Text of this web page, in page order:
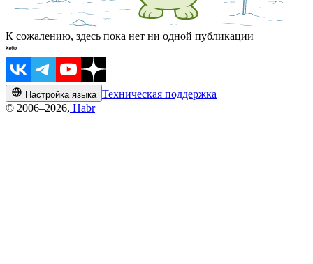
К сожалению, здесь пока нет ни одной публикации
Настройка языка Техническая поддержка
© 2006–2026, Habr